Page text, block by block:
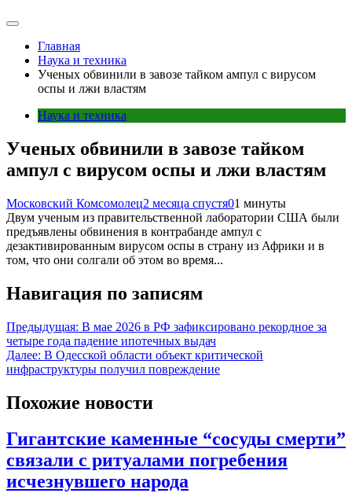
Главная
Наука и техника
Ученых обвинили в завозе тайком ампул с вирусом
оспы и лжи властям
Наука и техника
Ученых обвинили в завозе тайком
ампул с вирусом оспы и лжи властям
Московский Комсомолец2 месяца спустя01 минуты
Двум ученым из правительственной лаборатории США были
предъявлены обвинения в контрабанде ампул с
дезактивированным вирусом оспы в страну из Африки и в
том, что они солгали об этом во время...
Навигация по записям
Предыдущая: В мае 2026 в РФ зафиксировано рекордное за
четыре года падение ипотечных выдач
Далее: В Одесской области объект критической
инфраструктуры получил повреждение
Похожие новости
Гигантские каменные “сосуды смерти”
связали с ритуалами погребения
исчезнувшего народа